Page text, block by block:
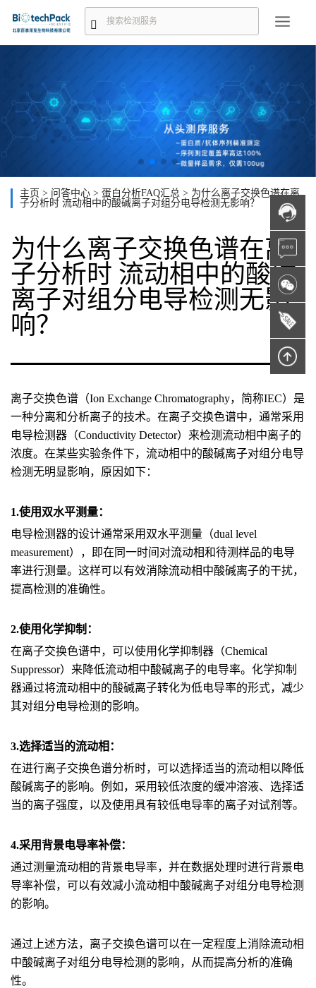
主页 > 问答中心 > 蛋白分析FAQ汇总 > 为什么离子交换色谱在离
子分析时 流动相中的酸碱离子对组分电导检测无影响？
为什么离子交换色谱在离
子分析时 流动相中的酸碱
离子对组分电导检测无影
响？
离子交换色谱（Ion Exchange Chromatography，简称IEC）是
一种分离和分析离子的技术。在离子交换色谱中，通常采用
电导检测器（Conductivity Detector）来检测流动相中离子的
浓度。在某些实验条件下，流动相中的酸碱离子对组分电导
检测无明显影响，原因如下：
1.使用双水平测量：
电导检测器的设计通常采用双水平测量（dual level
measurement），即在同一时间对流动相和待测样品的电导
率进行测量。这样可以有效消除流动相中酸碱离子的干扰，
提高检测的准确性。
2.使用化学抑制：
在离子交换色谱中，可以使用化学抑制器（Chemical
Suppressor）来降低流动相中酸碱离子的电导率。化学抑制
器通过将流动相中的酸碱离子转化为低电导率的形式，减少
其对组分电导检测的影响。
3.选择适当的流动相：
在进行离子交换色谱分析时，可以选择适当的流动相以降低
酸碱离子的影响。例如，采用较低浓度的缓冲溶液、选择适
当的离子强度，以及使用具有较低电导率的离子对试剂等。
4.采用背景电导率补偿：
通过测量流动相的背景电导率，并在数据处理时进行背景电
导率补偿，可以有效减小流动相中酸碱离子对组分电导检测
的影响。
通过上述方法，离子交换色谱可以在一定程度上消除流动相
中酸碱离子对组分电导检测的影响，从而提高分析的准确
性。